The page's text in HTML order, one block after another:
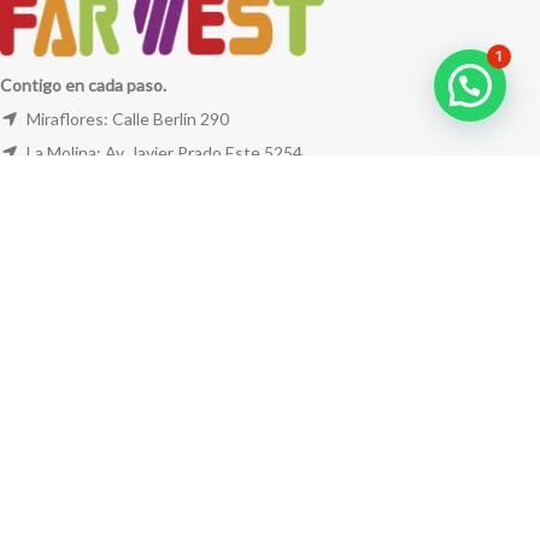
Contigo en cada paso.
Miraflores: Calle Berlín 290
La Molina: Av. Javier Prado Este 5254
1